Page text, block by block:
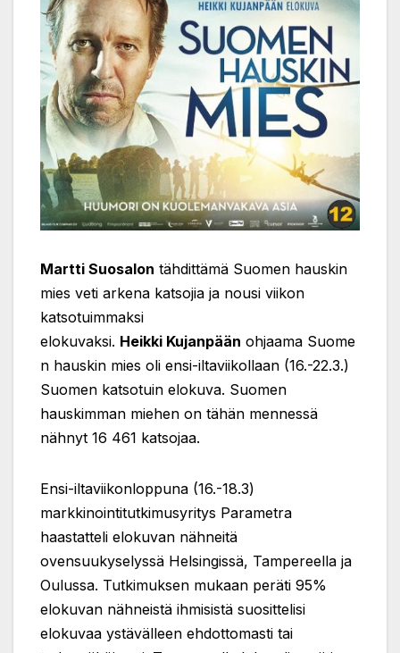
Martti Suosalon tähdittämä Suomen hauskin
mies veti arkena katsojia ja nousi viikon
katsotuimmaksi
elokuvaksi. Heikki Kujanpään ohjaama Suome
n hauskin mies oli ensi-iltaviikollaan (16.-22.3.)
Suomen katsotuin elokuva. Suomen
hauskimman miehen on tähän mennessä
nähnyt 16 461 katsojaa.
Ensi-iltaviikonloppuna (16.-18.3)
markkinointitutkimusyritys Parametra
haastatteli elokuvan nähneitä
ovensuukyselyssä Helsingissä, Tampereella ja
Oulussa. Tutkimuksen mukaan peräti 95%
elokuvan nähneistä ihmisistä suosittelisi
elokuvaa ystävälleen ehdottomasti tai